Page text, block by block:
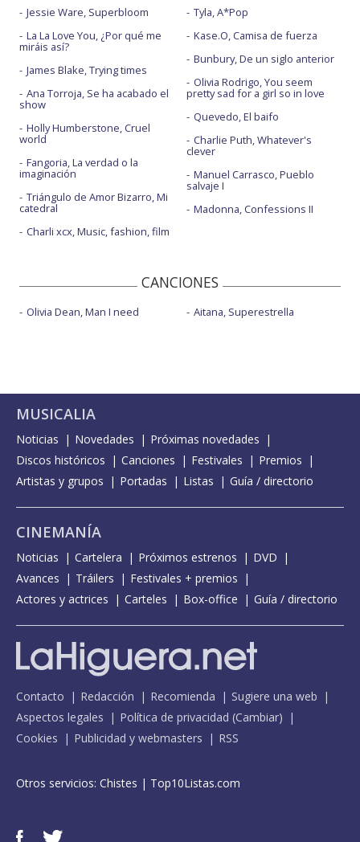
Jessie Ware, Superbloom
La La Love You, ¿Por qué me
miráis así?
James Blake, Trying times
Ana Torroja, Se ha acabado el
show
Holly Humberstone, Cruel
world
Fangoria, La verdad o la
imaginación
Triángulo de Amor Bizarro, Mi
catedral
Charli xcx, Music, fashion, film
Tyla, A*Pop
Kase.O, Camisa de fuerza
Bunbury, De un siglo anterior
Olivia Rodrigo, You seem
pretty sad for a girl so in love
Quevedo, El baifo
Charlie Puth, Whatever's
clever
Manuel Carrasco, Pueblo
salvaje I
Madonna, Confessions II
CANCIONES
Olivia Dean, Man I need Aitana, Superestrella
MUSICALIA
Noticias Novedades
Próximas novedades
Discos históricos
Canciones Festivales
Premios
Artistas y grupos
Portadas Listas Guía / directorio
CINEMANÍA
Noticias Cartelera Próximos estrenos
DVD
Avances
Tráilers
Festivales + premios
Actores y actrices
Carteles Box-office Guía / directorio
Contacto Redacción Recomienda
Sugiere una web
Aspectos legales
Política de privacidad (Cambiar)
Cookies
Publicidad y webmasters RSS
Otros servicios: Chistes | Top10Listas.com